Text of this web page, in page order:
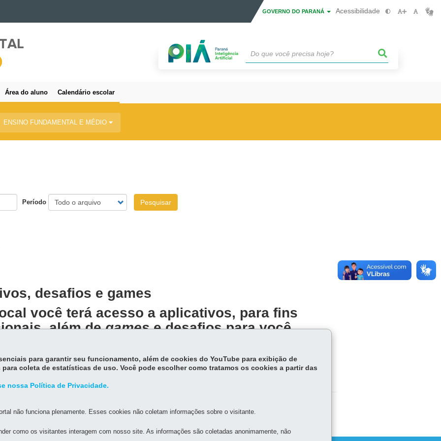
GOVERNO DO PARANÁ Acessibilidade
Área do aluno Calendário escolar
ENSINO FUNDAMENTAL E MÉDIO
Período Pesquisar
desafios e games
você terá acesso a aplicativos, para fins
além degamese desafios para você
de forma divertida!
para garantir seu funcionamento, além de cookies do YouTube para exibição de
coleta de estatísticas de uso. Você pode escolher como tratamos os cookies a partir das
nossa Política de Privacidade.
não funciona plenamente. Esses cookies não coletam informações sobre o visitante.
como os visitantes interagem com nosso site. As informações são coletadas anonimamente, não